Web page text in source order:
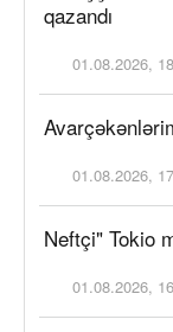
qazandı
01.08.2026,
01.08.2026,
Neftçi" Tokio
01.08.2026,